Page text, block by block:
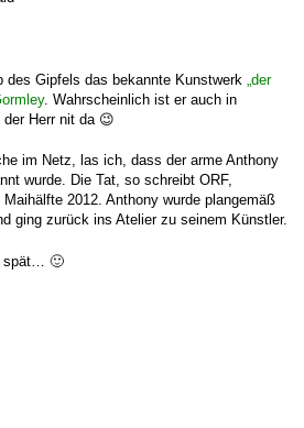
des Gipfels das bekannte Kunstwerk „der
. Wahrscheinlich ist er auch in
Herr nit da 😉
im Netz, las ich, dass der arme Anthony
wurde. Die Tat, so schreibt ORF,
2012. Anthony wurde plangemäß
ging zurück ins Atelier zu seinem Künstler.
spät… 🙂